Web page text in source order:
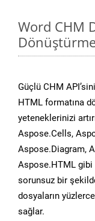
Word CHM
Güçlü CHM
HTML formatına
yeteneklerinizi
Aspose.Cells,
Aspose.Diagram,
Aspose.HTML gibi
sorunsuz bir
dosyaların
sağlar.